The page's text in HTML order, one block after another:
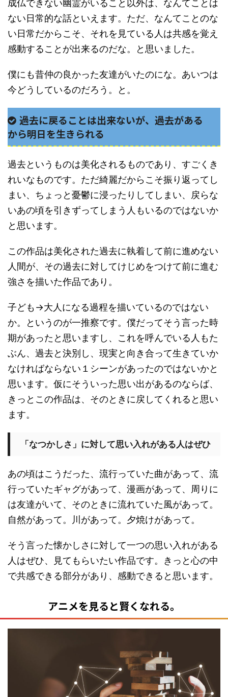
成仏できない幽霊がいること以外は、なんてことは
ない日常的な話といえます。ただ、なんてことのな
い日常だからこそ、それを見ている人は共感を覚え
感動することが出来るのだな。と思いました。
僕にも昔仲の良かった友達がいたのにな。あいつは
今どうしているのだろう。と。
過去に戻ることは出来ないが、過去がある
から明日を生きられる
過去というものは美化されるものであり、すごくき
れいなものです。ただ綺麗だからこそ振り返ってし
まい、ちょっと憂鬱に浸ったりしてしまい、戻らな
いあの頃を引きずってしまう人もいるのではないか
と思います。
この作品は美化された過去に執着して前に進めない
人間が、その過去に対してけじめをつけて前に進む
強さを描いた作品であり。
子ども→大人になる過程を描いているのではない
か。というのが一推察です。僕だってそう言った時
期があったと思いますし、これを呼んでいる人もた
ぶん、過去と決別し、現実と向き合って生きていか
なければならない１シーンがあったのではないかと
思います。仮にそういった思い出があるのならば、
きっとこの作品は、そのときに戻してくれると思い
ます。
「なつかしさ」に対して思い入れがある人はぜひ
あの頃はこうだった、流行っていた曲があって、流
行っていたギャグがあって、漫画があって、周りに
は友達がいて、そのときに流れていた風があって。
自然があって。川があって。夕焼けがあって。
そう言った懐かしさに対して一つの思い入れがある
人はぜひ、見てもらいたい作品です。きっと心の中
で共感できる部分があり、感動できると思います。
アニメを見ると賢くなれる。